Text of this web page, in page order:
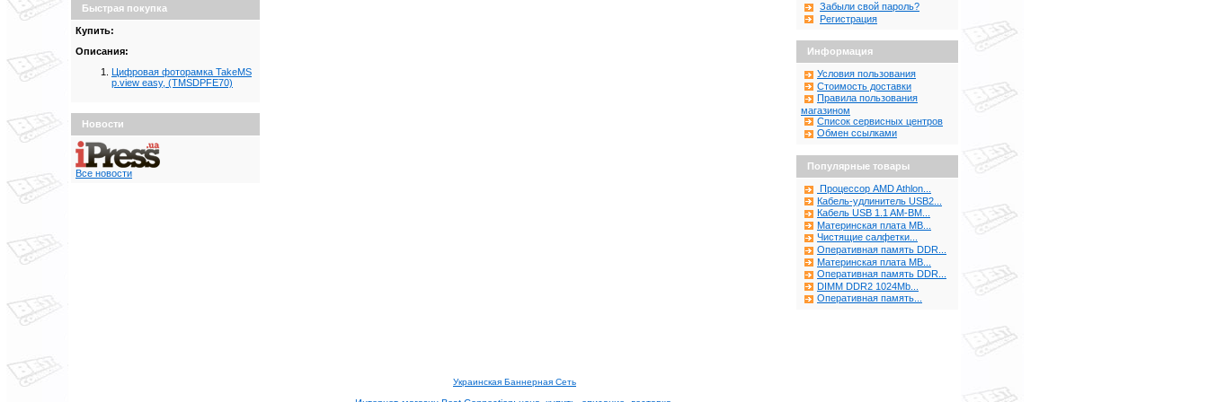
Быстрая покупка
Купить:
Описания:
Цифровая фоторамка TakeMS
p.view easy, (TMSDPFE70)
Новости
Все новости
Забыли свой пароль?
Регистрация
Информация
Условия пользования
Стоимость доставки
Правила пользования
магазином
Список сервисных центров
Обмен ссылками
Популярные товары
Процессор AMD Athlon...
Кабель-удлинитель USB2...
Кабель USB 1.1 AM-BM...
Материнская плата MB...
Чистящие салфетки...
Оперативная память DDR...
Материнская плата MB...
Оперативная память DDR...
DIMM DDR2 1024Mb...
Оперативная память...
Украинская Баннерная Сеть